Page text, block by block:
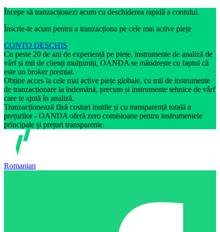
Începe să tranzacționezi acum cu deschiderea rapidă a contului.
Înscrie-te acum pentru a tranzacționa pe cele mai active piețe
CONTO DESCHIS
Cu peste 20 de ani de experiență pe piețe, instrumente de analiză de
vârf și mii de clienți mulțumiți, OANDA se mândrește cu faptul că
este un broker premiat.
Obține acces la cele mai active piețe globale, cu mii de instrumente
de tranzacționare la îndemână, precum și instrumente tehnice de vârf
care te ajută în analiză.
Tranzacționează fără costuri inutile și cu transparență totală a
prețurilor - OANDA oferă zero comisioane pentru instrumentele
principale și prețuri transparente.
Romanian